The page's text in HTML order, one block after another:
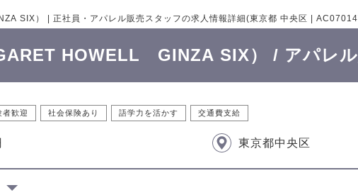
SIX） | 正社員・アパレル販売スタッフの求人情報詳細(東京都 中央区 |
HOWELL GINZA SIX） / アパレ
者歓迎 社会保険あり 語学力を活かす 交通費支給
東京都中央区